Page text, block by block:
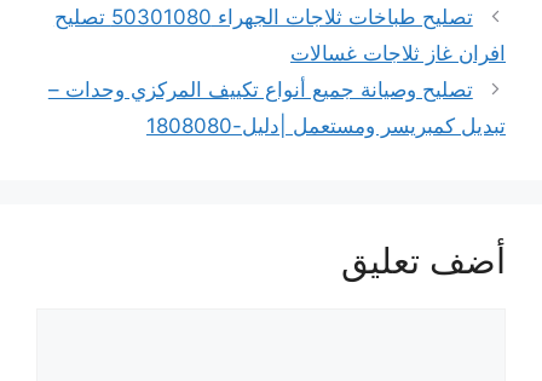
تصليح طباخات ثلاجات الجهراء 50301080 تصليح
افران غاز ثلاجات غسالات
تصليح وصيانة جميع أنواع تكييف المركزي وحدات –
تبديل كمبريسر ومستعمل |دليل-1808080
أضف تعليق